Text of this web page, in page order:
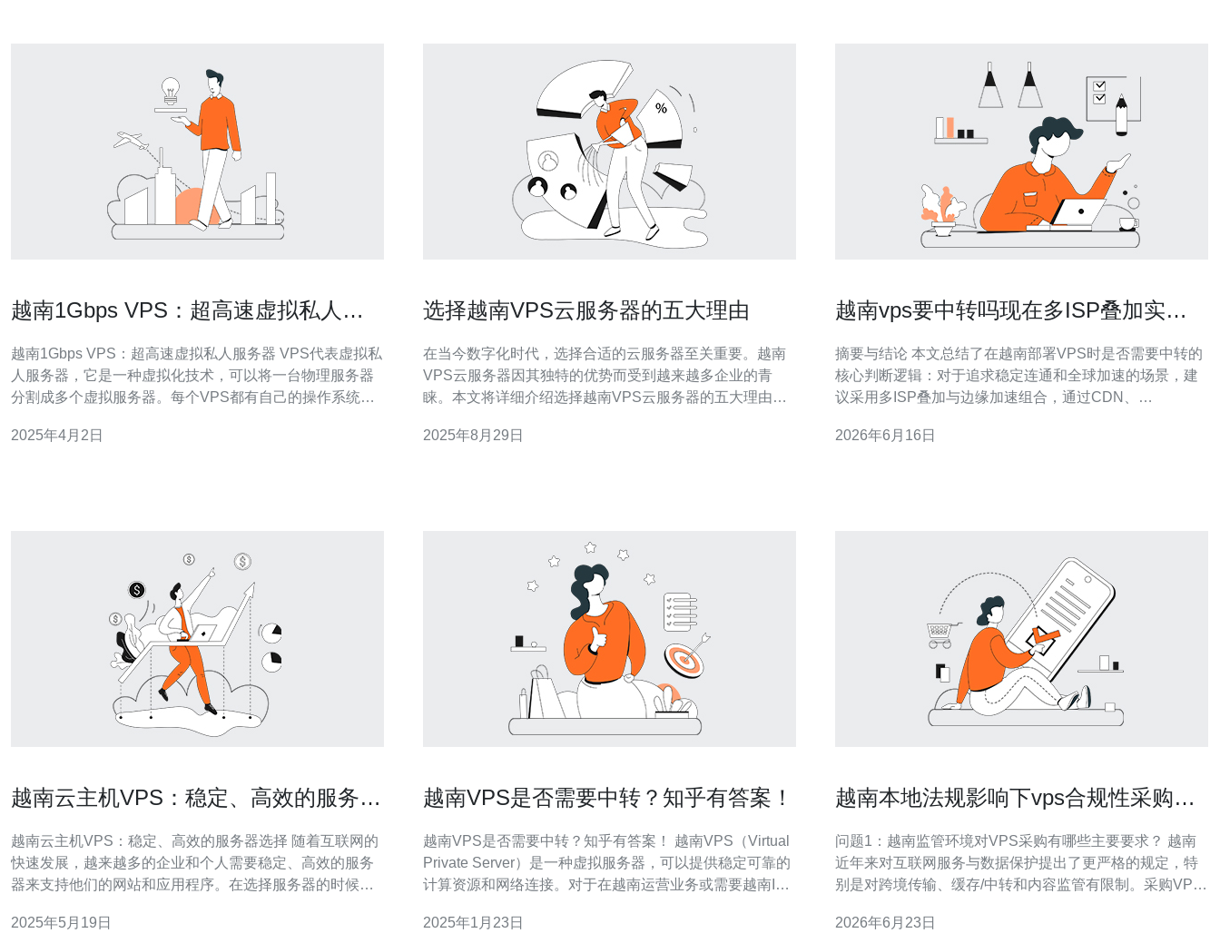
越南1Gbps VPS：超高速虚拟私人服
越南1Gbps VPS：超高速虚拟私人服务器 VPS代表虚拟私
人服务器，它是一种虚拟化技术，可以将一台物理服务器
分割成多个虚拟服务器。每个VPS都有自己的操作系统和
越南1Gbps VPS是一种高速的虚拟私人服务器，具有以下
2025年4月2日
选择越南VPS云服务器的五大理由
在当今数字化时代，选择合适的云服务器至关重要。越南
VPS云服务器因其独特的优势而受到越来越多企业的青
睐。本文将详细介绍选择越南VPS云服务器的五大理由，
服务器通常提供比其他国家更具竞争力的价格。以下是选
2025年8月29日
越南vps要中转吗现在多ISP叠加实现
摘要与结论 本文总结了在越南部署VPS时是否需要中转的
核心判断逻辑：对于追求稳定连通和全球加速的场景，建
议采用多ISP叠加与边缘加速组合，通过CDN、
可靠的网络服务商，推荐德讯电讯作为越南节点与国际出
2026年6月16日
越南云主机VPS：稳定、高效的服务器
越南云主机VPS：稳定、高效的服务器选择 随着互联网的
快速发展，越来越多的企业和个人需要稳定、高效的服务
器来支持他们的网站和应用程序。在选择服务器的时候，
高、性能好等优点。 越南云主机VPS是一种基于云技术的
2025年5月19日
越南VPS是否需要中转？知乎有答案！
越南VPS是否需要中转？知乎有答案！ 越南VPS（Virtual
Private Server）是一种虚拟服务器，可以提供稳定可靠的
计算资源和网络连接。对于在越南运营业务或需要越南IP
些人可能会担心使用越南VPS时是否需要中转，本文将通
2025年1月23日
越南本地法规影响下vps合规性采购与
问题1：越南监管环境对VPS采购有哪些主要要求？ 越南
近年来对互联网服务与数据保护提出了更严格的规定，特
别是对跨境传输、缓存/中转和内容监管有限制。采购VPS
（registration）和运营者责任的条款，确保提供商能配合
2026年6月23日